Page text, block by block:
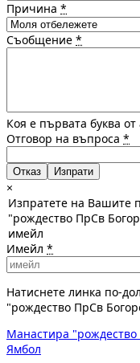
Причина *
Съобщение *
Коя е първата буква от
Отговор на въпроса *
Отказ
×
Изпратете на Вашите
"рождество ПрСв
имейл
Имейл *
Натиснете линка по-
"рождество ПрСв
Манастира
Ямбол